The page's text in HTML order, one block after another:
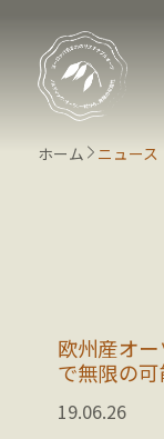
ホーム ニュース
19.06.26
欧州産オ
で無限の